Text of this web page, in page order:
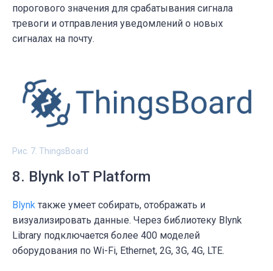
порогового значения для срабатывания сигнала
тревоги и отправления уведомлений о новых
сигналах на почту.
Рис. 7. ThingsBoard
8. Blynk IoT Platform
Blynk также умеет собирать, отображать и
визуализировать данные. Через библиотеку Blynk
Library подключается более 400 моделей
оборудования по Wi-Fi, Ethernet, 2G, 3G, 4G, LTE.